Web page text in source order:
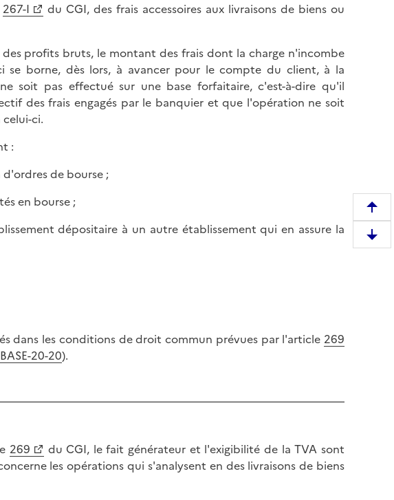
267-I
du CGI, des frais accessoires aux livraisons de biens ou
profits bruts, le montant des frais dont la charge n'incombe
se borne, dès lors, à avancer pour le compte du client, à la
soit pas effectué sur une base forfaitaire, c'est-à-dire qu'il
des frais engagés par le banquier et que l'opération ne soit
ci.
:
de bourse ;
en bourse ;
dépositaire à un autre établissement qui en assure la
dans les conditions de droit commun prévues par l'article 269
20-20).
269
du CGI, le fait générateur et l'exigibilité de la TVA sont
les opérations qui s'analysent en des livraisons de biens
e
m
D